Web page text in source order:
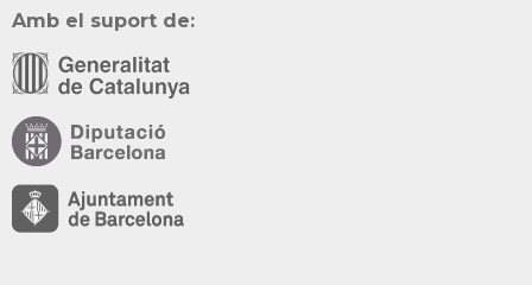
Amb el suport de: